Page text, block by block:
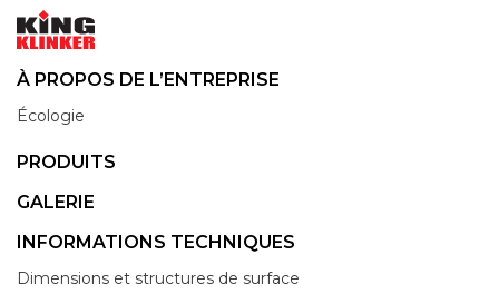
À PROPOS DE L’ENTREPRISE
Écologie
PRODUITS
GALERIE
INFORMATIONS TECHNIQUES
Dimensions et structures de surface